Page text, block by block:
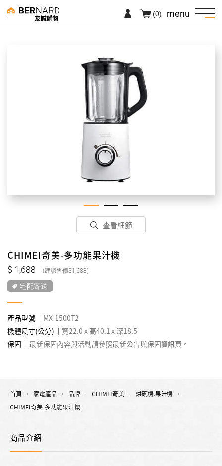
友誠購物 menu
(0)
查看細節
CHIMEI奇美-多功能果汁機
1,688 1,688
宅配寄送
產品型號
MX-1500T2
機體尺寸(公分)
寬22.0 x 高40.1 x 深18.5
保固
最新保固內容與活動請參照最新公告與保固資訊頁。
首頁 家電產品 品牌 CHIMEI奇美
烘碗機.果汁機
CHIMEI奇美-多功能果汁機
商品介紹